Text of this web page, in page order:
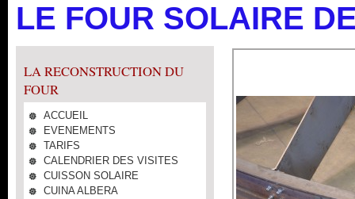
LE FOUR SOLAIRE
LA RECONSTRUCTION DU
FOUR
ACCUEIL
EVENEMENTS
TARIFS
CALENDRIER DES VISITES
CUISSON SOLAIRE
CUINA ALBERA